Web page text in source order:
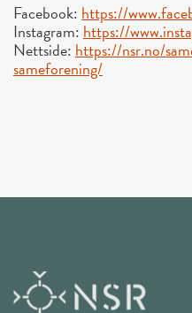
Facebook: https://
Instagram: https://
Nettside: https://nsr.no/
sameforening/